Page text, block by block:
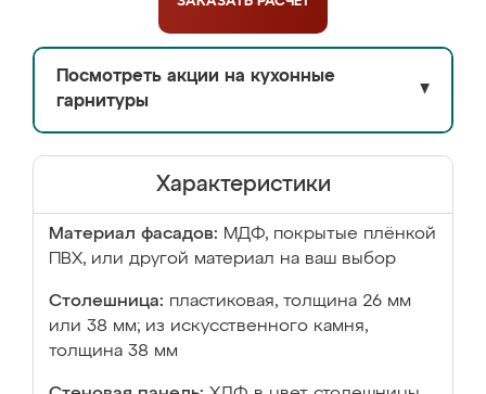
Посмотреть акции на кухонные
гарнитуры
▼
Характеристики
Материал фасадов: МДФ, покрытые плёнкой
ПВХ, или другой материал на ваш выбор
Столешница: пластиковая, толщина 26 мм
или 38 мм; из искусственного камня,
толщина 38 мм